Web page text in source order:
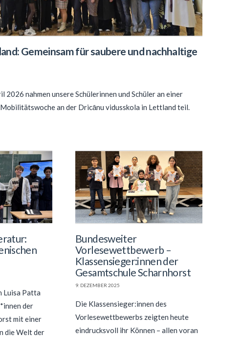
Gemeinsam für saubere und nachhaltige
2026 nahmen unsere Schülerinnen und Schüler an einer
an der Dricānu vidusskola in Lettland teil.
Luisa Patta
der
mit einer
die Welt der
Bundesweiter
Vorlesewettbewerb –
Klassensieger:innen der
Gesamtschule Scharnhorst
9. DEZEMBER 2025
Die Klassensieger:innen des
Vorlesewettbewerbs zeigten heute
eindrucksvoll ihr Können – allen voran